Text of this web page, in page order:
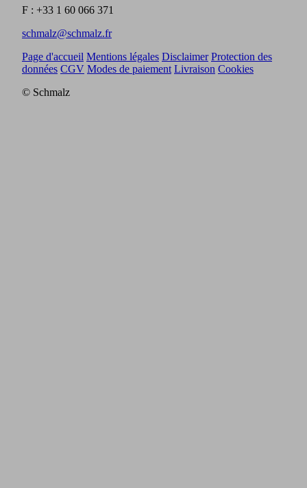
F : +33 1 60 066 371
schmalz@schmalz.fr
Page d'accueil Mentions légales Disclaimer Protection des
données CGV Modes de paiement Livraison Cookies
© Schmalz